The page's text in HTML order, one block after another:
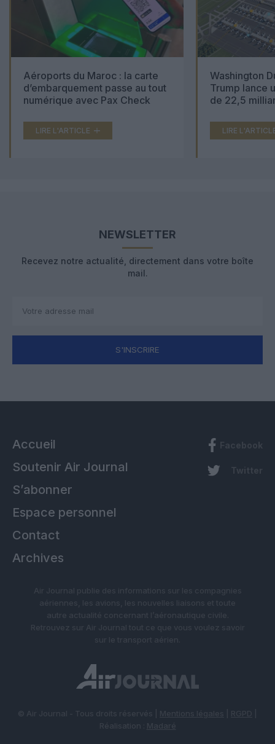
Aéroports du Maroc : la carte
d’embarquement passe au tout
numérique avec Pax Check
LIRE L'ARTICLE
Washington
Trump lance
de 22,5
LIRE
NEWSLETTER
Recevez notre actualité, directement dans votre boîte
mail.
S'INSCRIRE
Accueil
Soutenir Air Journal
S’abonner
Espace personnel
Contact
Archives